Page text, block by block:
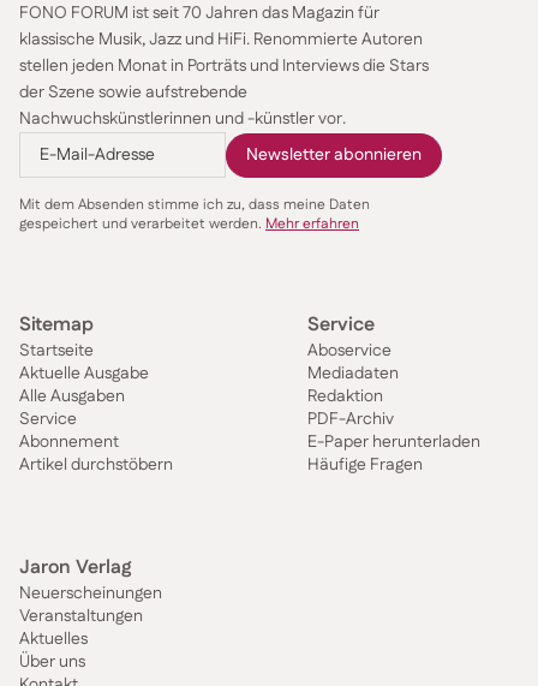
FONO FORUM ist seit 70 Jahren das Magazin für
klassische Musik, Jazz und HiFi. Renommierte Autoren
stellen jeden Monat in Porträts und Interviews die Stars
der Szene sowie aufstrebende
Nachwuchskünstlerinnen und -künstler vor.
Mit dem Absenden stimme ich zu, dass meine Daten
gespeichert und verarbeitet werden. Mehr erfahren
Sitemap
Startseite
Aktuelle Ausgabe
Alle Ausgaben
Service
Abonnement
Artikel durchstöbern
Service
Aboservice
Mediadaten
Redaktion
PDF-Archiv
E-Paper herunterladen
Häufige Fragen
Jaron Verlag
Neuerscheinungen
Veranstaltungen
Aktuelles
Über uns